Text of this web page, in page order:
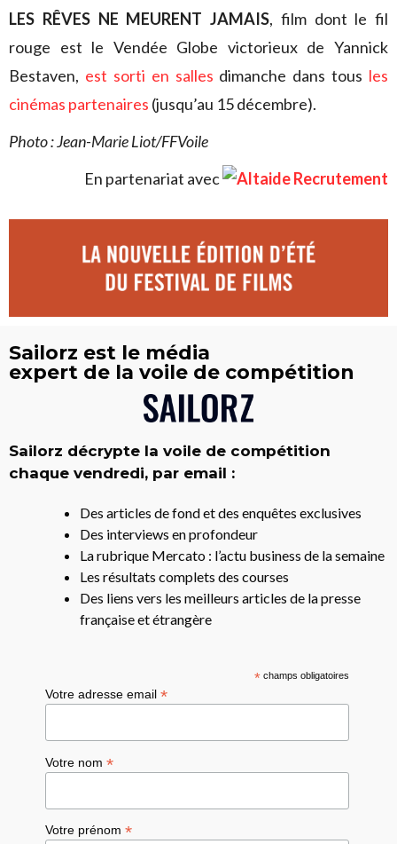
LES RÊVES NE MEURENT JAMAIS, film dont le fil
rouge est le Vendée Globe victorieux de Yannick
Bestaven, est sorti en salles dimanche dans tous les
cinémas partenaires (jusqu’au 15 décembre).
Photo : Jean-Marie Liot/FFVoile
En partenariat avec
Sailorz est le média
expert de la voile de compétition
Sailorz décrypte la voile de compétition
chaque vendredi, par email :
Des articles de fond et des enquêtes exclusives
Des interviews en profondeur
La rubrique Mercato : l’actu business de la semaine
Les résultats complets des courses
Des liens vers les meilleurs articles de la presse
française et étrangère
*champs obligatoires
Votre adresse email*
Votre nom*
Votre prénom*